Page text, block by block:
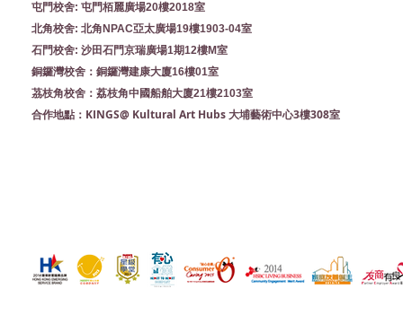
屯門校舍: 屯門栢麗廣場20樓2018室
北角校舍: 北角NPAC亞太廣場19樓1903-04室
石門校舍: 沙田石門京瑞廣場1期12樓M室
銅鑼灣校舍：銅鑼灣建康大廈16樓01室
茘枝角校舍：荔枝角中國船舶大廈21樓2103室
合作地點： KINGS@ Kultural Art Hubs 大埔藝術中心3樓308室